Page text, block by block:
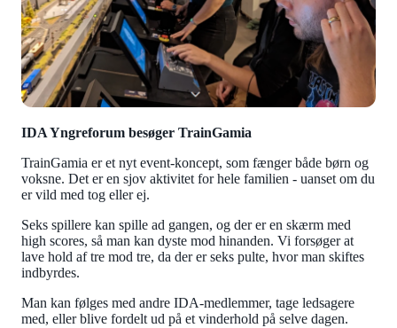
IDA Yngreforum besøger TrainGamia
TrainGamia er et nyt event-koncept, som fænger både børn og
voksne. Det er en sjov aktivitet for hele familien - uanset om du
er vild med tog eller ej.
Seks spillere kan spille ad gangen, og der er en skærm med
high scores, så man kan dyste mod hinanden. Vi forsøger at
lave hold af tre mod tre, da der er seks pulte, hvor man skiftes
indbyrdes.
Man kan følges med andre IDA-medlemmer, tage ledsagere
med, eller blive fordelt ud på et vinderhold på selve dagen.